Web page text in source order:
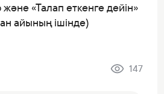
«Талап еткенге дейін»
айының ішінде)
147